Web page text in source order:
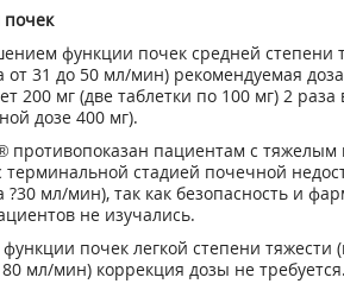
функции почек средней степени
от 31 до 50 мл/мин) рекомендуемая
200 мг (две таблетки по 100 мг) 2 раза
дозе 400 мг).
противопоказан пациентам с
стадией почечной
мл/мин), так как безопасность и
не изучались.
почек легкой степени тяжести
мл/мин) коррекция дозы не